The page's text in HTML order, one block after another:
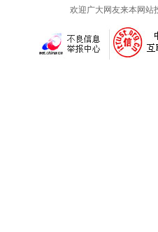
欢迎广大网友来本网站